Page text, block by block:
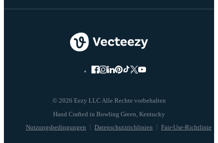
© 2026 Eezy LLC Alle Rechte vorbehalten
Nutzungsbedingungen Datenschutzrichlinien Fair-Use-Richtlinie